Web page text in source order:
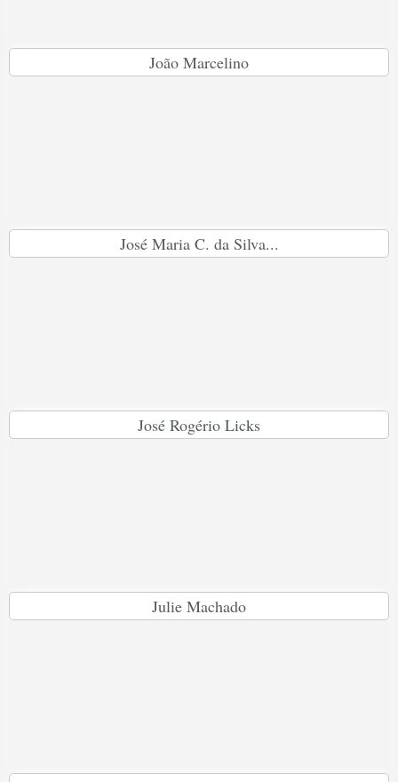
João Marcelino
José Maria C. da Silva...
José Rogério Licks
Julie Machado